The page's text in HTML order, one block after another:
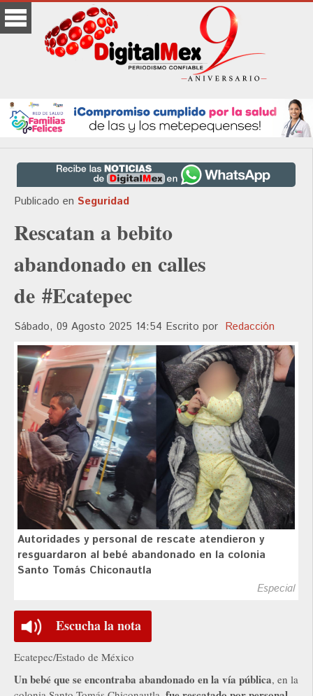
Publicado en Seguridad
Rescatan a bebito
abandonado en calles
de #Ecatepec
Sábado, 09 Agosto 2025 14:54 Escrito por Redacción
Autoridades y personal de rescate atendieron y
resguardaron al bebé abandonado en la colonia
Santo Tomás Chiconautla
Especial
Escucha la nota
Ecatepec/Estado de México
Un bebé que se encontraba abandonado en la vía pública, en la